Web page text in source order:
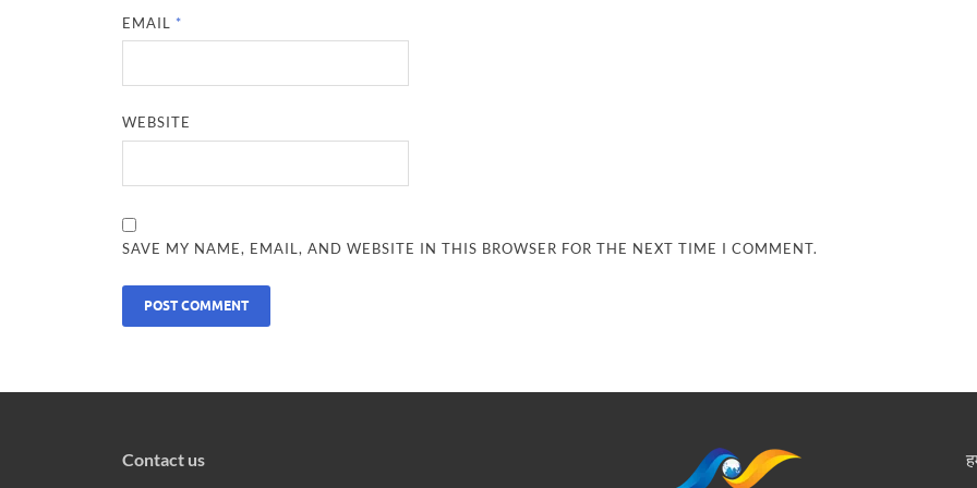
EMAIL *
WEBSITE
SAVE MY NAME, EMAIL, AND WEBSITE IN THIS BROWSER FOR THE NEXT TIME I COMMENT.
Contact us